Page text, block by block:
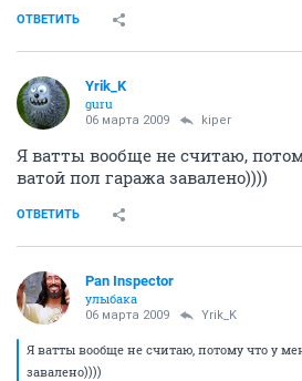
ОТВЕТИТЬ
Yrik_K
guru
06 марта 2009 kiper
Я ватты вообще не считаю,
ватой пол гаража завалено))))
ОТВЕТИТЬ
Pan Inspector
улыбака
06 марта 2009 Yrik_K
Я ватты вообще не считаю, потому что у
завалено))))